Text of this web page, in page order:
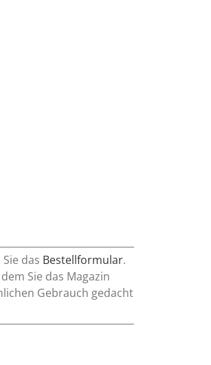
das Bestellformular.
Sie das Magazin
Gebrauch gedacht